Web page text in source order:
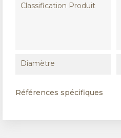
Classification Produit
Diamètre
Références spécifiques